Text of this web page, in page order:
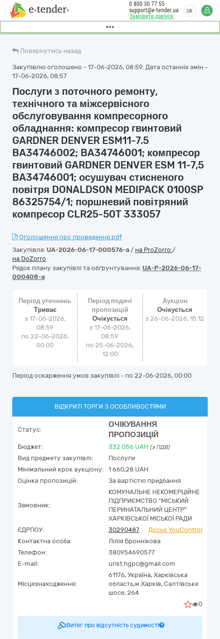
Замовити дзвінок
0 800 30 77 55
support@e-tender.ua
UK
Повернутись назад
Закупівлю оголошено - 17-06-2026, 08:59. Дата останніх змін -
17-06-2026, 08:57
Послуги з поточного ремонту,
технічного та міжсервісного
обслуговування компресорного
обладнання: компресор гвинтовий
GARDNER DENVER ESM11-7.5
BA34746002; BA34746001; компресор
гвинтовий GARDNER DENVER ESM 11-7,5
BA34746001; осушувач стисненого
повітря DONALDSON MEDIPACK 0100SP
86325754/1; поршневий повітряний
компресор CLR25-50T 333057
Оголошення про проведення.pdf
Закупівля: UA-2026-06-17-000576-a / на ProZorro /
на DoZorro
Рядок плану закупівлі та обґрунтування: UA-P-2026-06-17-
000408-a
Період уточнень
Триває
з 17-06-2026,
08:59
по 22-06-2026,
00:00
Період подачі
пропозицій
Очікується
з 17-06-2026,
08:59
по 25-06-2026,
12:00
Аукціон
Очікується
з26-06-2026, 15:12
Період оскарження умов закупівлі - по 22-06-2026, 00:00
ВІДКРИТІ ТОРГИ З ОСОБЛИВОСТЯМИ
Статус:
ОЧІКУВАННЯ
ПРОПОЗИЦІЙ
Бюджет: 332 056 UAH (з ПДВ)
Вид предмету закупівлі:
Послуги
Мінімальний крок аукціону:
1 660,28 UAH
Оцінка пропозицій:
За вартістю придбання
Замовник:
КОМУНАЛЬНЕ НЕКОМЕРЦІЙНЕ
ПІДПРИЄМСТВО "МІСЬКИЙ
ПЕРИНАТАЛЬНИЙ ЦЕНТР"
ХАРКІВСЬКОЇ МІСЬКОЇ РАДИ
ЄДРПОУ:
30290487
Досьє YouControl
Контактна особа:
Лілія Броннікова
Телефон:
380954690577
E-mail:
urist.hgpc@gmail.com
Місцезнаходження:
61176, Україна, Харківська
область,м.Харків, Салтівське
шосе, 264
0
Витяг про відсутність судимості